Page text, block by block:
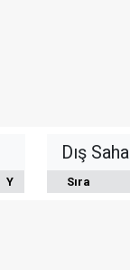
Y
Dış Saha
Sıra